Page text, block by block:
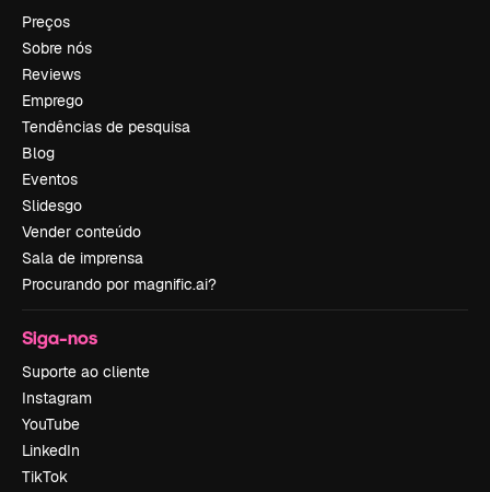
Preços
Sobre nós
Reviews
Emprego
Tendências de pesquisa
Blog
Eventos
Slidesgo
Vender conteúdo
Sala de imprensa
Procurando por magnific.ai?
Siga-nos
Suporte ao cliente
Instagram
YouTube
LinkedIn
TikTok